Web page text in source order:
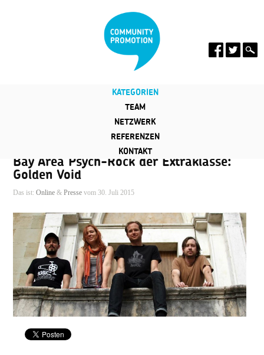
KATEGORIEN
TEAM
NETZWERK
REFERENZEN
KONTAKT
Bay Area Psych-Rock der Extraklasse:
Golden Void
Das ist: Online& Pressevom 30. Juli 2015